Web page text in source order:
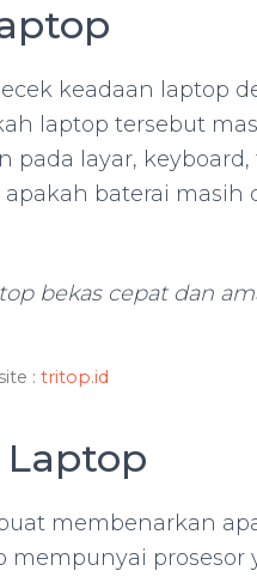
keadaan laptop
laptop tersebut
pada layar,
baterai masih
bekas cepat dan
: tritop.id
Laptop
membenarkan
mempunyai